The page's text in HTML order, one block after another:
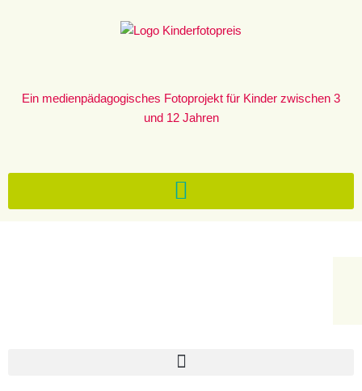
Ein medienpädagogisches Fotoprojekt für Kinder zwischen 3
und 12 Jahren